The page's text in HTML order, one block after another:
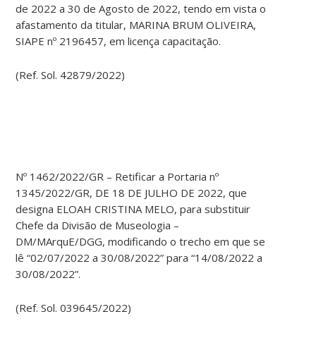
de 2022 a 30 de Agosto de 2022, tendo em vista o
afastamento da titular, MARINA BRUM OLIVEIRA,
SIAPE nº 2196457, em licença capacitação.
(Ref. Sol. 42879/2022)
Nº 1462/2022/GR – Retificar a Portaria nº
1345/2022/GR, DE 18 DE JULHO DE 2022, que
designa ELOAH CRISTINA MELO, para substituir
Chefe da Divisão de Museologia –
DM/MArquE/DGG, modificando o trecho em que se
lê “02/07/2022 a 30/08/2022” para “14/08/2022 a
30/08/2022”.
(Ref. Sol. 039645/2022)